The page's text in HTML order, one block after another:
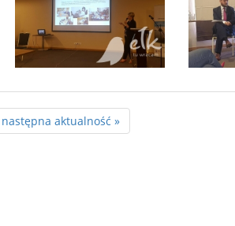
następna aktualność »